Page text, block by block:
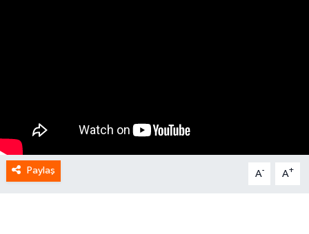
Paylaş A- A+